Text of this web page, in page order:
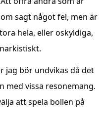
sagt något fel, men är
hela, eller oskyldiga,
jag bör undvikas då det
med vissa resonemang.
att spela bollen på